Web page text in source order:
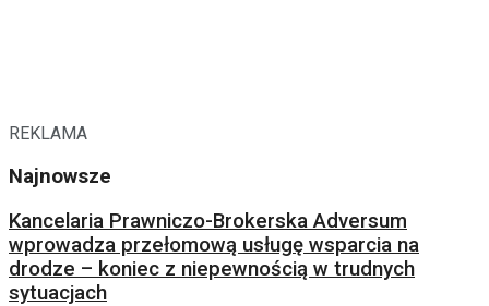
REKLAMA
Najnowsze
Kancelaria Prawniczo-Brokerska Adversum
wprowadza przełomową usługę wsparcia na
drodze – koniec z niepewnością w trudnych
sytuacjach